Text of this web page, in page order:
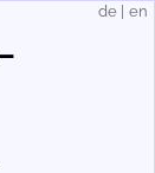
de en